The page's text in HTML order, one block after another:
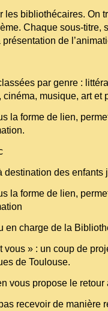
les bibliothécaires. On
Chaque sous-titre,
présentation de
par genre :
musique, art et
la forme de lien,
destination des enfants
la forme de lien,
en charge de la
vous » : un coup de
de Toulouse.
vous propose le retour
recevoir de manière